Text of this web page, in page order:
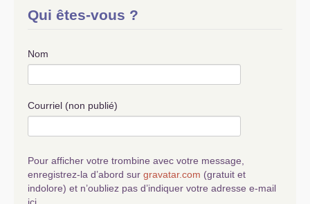
Macron : Il y a bien les Airbus
Chine communiste, ce qui nous a permis de
créer notre propre industrie aéronautique en
d’autres cher M. Macron
fromages, le Champagne, le Cognac/Armagnac
Bordelais, ainsi que les parfums et la haute
couture, et notre pays est le N°1 en terme
touristique.
Qui êtes-vous ?
Nom
Courriel (non publié)
Pour afficher votre trombine avec votre message,
enregistrez-la d’abord sur gravatar.com (gratuit et
indolore) et n’oubliez pas d’indiquer votre adresse e-mail